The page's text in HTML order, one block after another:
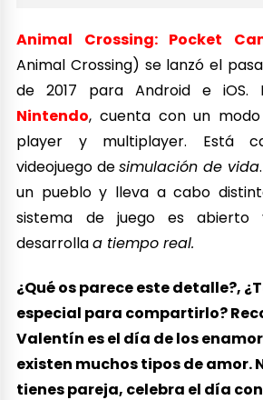
Animal Crossing: Pocket
Animal Crossing) se lanzó el
de 2017 para Android e iOS.
Nintendo, cuenta con un
player y multiplayer. Está
videojuego desimulación de vida
un pueblo y lleva a cabo
sistema de juego es
desarrollaa tiempo real.
¿Qué os parece este detalle?,
especial para compartirlo?
Valentín es el día de los
existen muchos tipos de amor.
tienes pareja, celebra el día